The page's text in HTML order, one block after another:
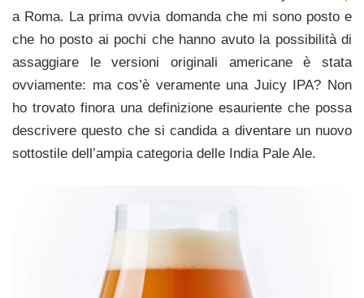
a Roma. La prima ovvia domanda che mi sono posto e
che ho posto ai pochi che hanno avuto la possibilità di
assaggiare le versioni originali americane è stata
ovviamente: ma cos’è veramente una Juicy IPA? Non
ho trovato finora una definizione esauriente che possa
descrivere questo che si candida a diventare un nuovo
sottostile dell’ampia categoria delle India Pale Ale.